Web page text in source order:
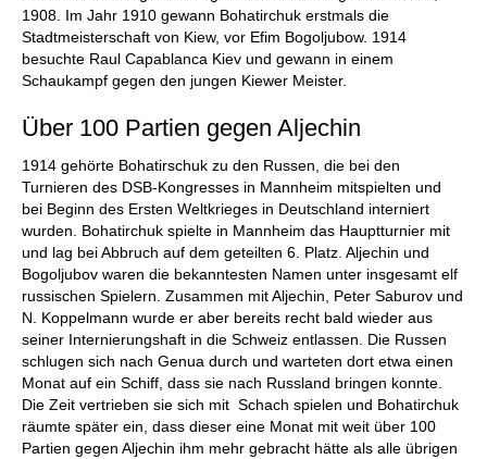
1908. Im Jahr 1910 gewann Bohatirchuk erstmals die
Stadtmeisterschaft von Kiew, vor Efim Bogoljubow. 1914
besuchte Raul Capablanca Kiev und gewann in einem
Schaukampf gegen den jungen Kiewer Meister.
Über 100 Partien gegen Aljechin
1914 gehörte Bohatirschuk zu den Russen, die bei den
Turnieren des DSB-Kongresses in Mannheim mitspielten und
bei Beginn des Ersten Weltkrieges in Deutschland interniert
wurden. Bohatirchuk spielte in Mannheim das Hauptturnier mit
und lag bei Abbruch auf dem geteilten 6. Platz. Aljechin und
Bogoljubov waren die bekanntesten Namen unter insgesamt elf
russischen Spielern. Zusammen mit Aljechin, Peter Saburov und
N. Koppelmann wurde er aber bereits recht bald wieder aus
seiner Internierungshaft in die Schweiz entlassen. Die Russen
schlugen sich nach Genua durch und warteten dort etwa einen
Monat auf ein Schiff, dass sie nach Russland bringen konnte.
Die Zeit vertrieben sie sich mit Schach spielen und Bohatirchuk
räumte später ein, dass dieser eine Monat mit weit über 100
Partien gegen Aljechin ihm mehr gebracht hätte als alle übrigen